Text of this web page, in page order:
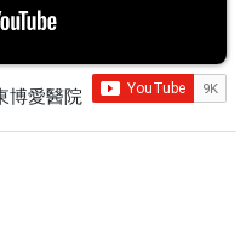
博愛醫院